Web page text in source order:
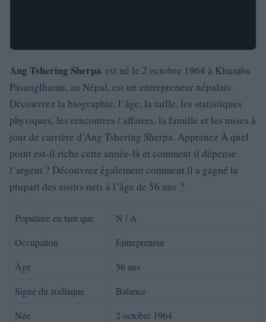
Ang Tshering Sherpa est né le 2 octobre 1964 à Khumbu
Pasanglhamu, au Népal, est un entrepreneur népalais.
Découvrez la biographie, l’âge, la taille, les statistiques
physiques, les rencontres / affaires, la famille et les mises à
jour de carrière d’Ang Tshering Sherpa. Apprenez À quel
point est-il riche cette année-là et comment il dépense
l’argent ? Découvrez également comment il a gagné la
plupart des avoirs nets à l’âge de 56 ans ?
Populaire en tant que
N / A
Occupation
Entrepreneur
Âge
56 ans
Signe du zodiaque
Balance
Née
2 octobre 1964